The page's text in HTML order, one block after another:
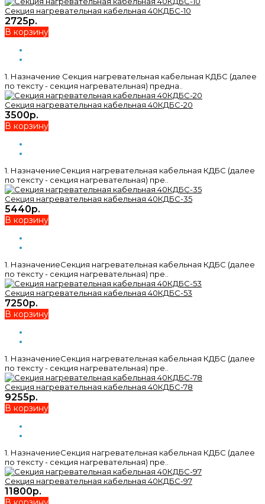
Секция нагревательная кабельная 40КДБС-10
2725р.
В корзину
1. Назначение Секция нагревательная кабельная КДБС (далее
по тексту - секция нагревательная) предна..
Секция нагревательная кабельная 40КДБС-20
3500р.
В корзину
1. НазначениеСекция нагревательная кабельная КДБС (далее
по тексту - секция нагревательная) пре..
Секция нагревательная кабельная 40КДБС-35
5440р.
В корзину
1. НазначениеСекция нагревательная кабельная КДБС (далее
по тексту - секция нагревательная) пре..
Секция нагревательная кабельная 40КДБС-53
7250р.
В корзину
1. НазначениеСекция нагревательная кабельная КДБС (далее
по тексту - секция нагревательная) пре..
Секция нагревательная кабельная 40КДБС-78
9255р.
В корзину
1. НазначениеСекция нагревательная кабельная КДБС (далее
по тексту - секция нагревательная) пре..
Секция нагревательная кабельная 40КДБС-97
11800р.